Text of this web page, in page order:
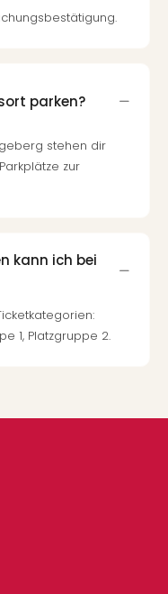
parken?
stehen dir
zur
kann ich bei
1, Platzgruppe 2.